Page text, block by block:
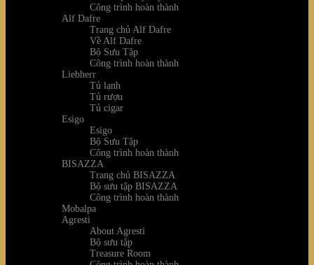
Công trình hoàn thành
Alf Dafre
Trang chủ Alf Dafre
Về Alf Dafre
Bộ Sưu Tập
Công trình hoàn thành
Liebherr
Tủ lạnh
Tủ rượu
Tủ cigar
Esigo
Esigo
Bộ Sưu Tập
Công trình hoàn thành
BISAZZA
Trang chủ BISAZZA
Bộ sưu tập BISAZZA
Công trình hoàn thành
Mobalpa
Agresti
About Agresti
Bộ sưu tập
Treasure Room